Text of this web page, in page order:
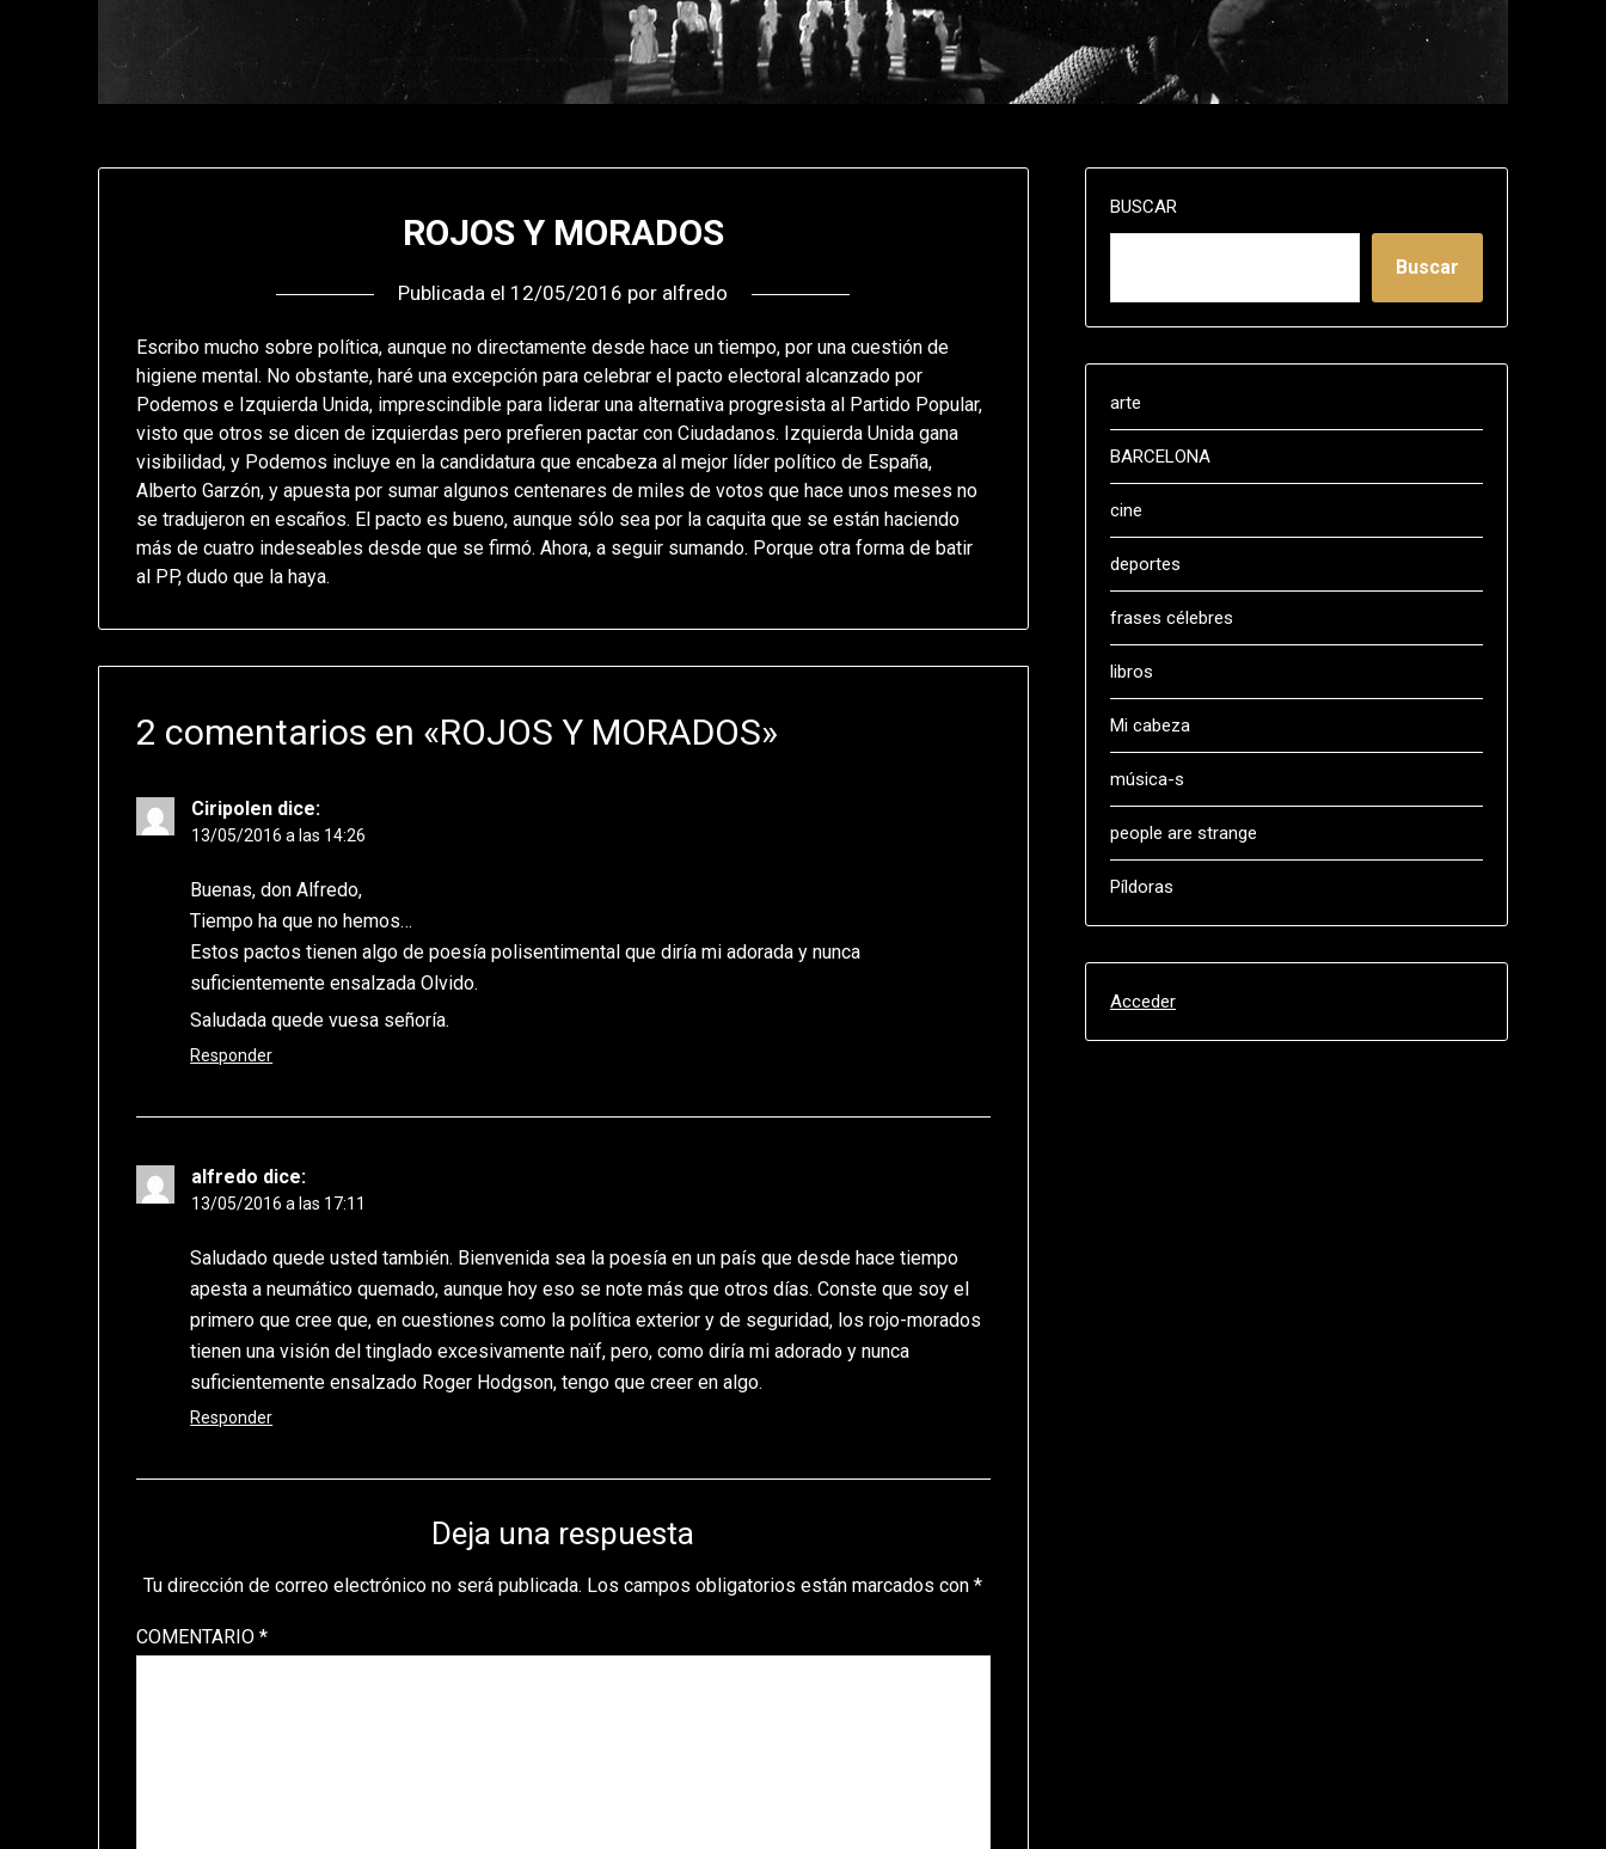
ROJOS Y MORADOS
Publicada el 12/05/2016 por alfredo
Escribo mucho sobre política, aunque no directamente desde hace un tiempo, por una cuestión de
higiene mental. No obstante, haré una excepción para celebrar el pacto electoral alcanzado por
Podemos e Izquierda Unida, imprescindible para liderar una alternativa progresista al Partido Popular,
visto que otros se dicen de izquierdas pero prefieren pactar con Ciudadanos. Izquierda Unida gana
visibilidad, y Podemos incluye en la candidatura que encabeza al mejor líder político de España,
Alberto Garzón, y apuesta por sumar algunos centenares de miles de votos que hace unos meses no
se tradujeron en escaños. El pacto es bueno, aunque sólo sea por la caquita que se están haciendo
más de cuatro indeseables desde que se firmó. Ahora, a seguir sumando. Porque otra forma de batir
al PP, dudo que la haya.
2 comentarios en «ROJOS Y MORADOS»
Ciripolen dice:
13/05/2016 a las 14:26
Buenas, don Alfredo,
Tiempo ha que no hemos…
Estos pactos tienen algo de poesía polisentimental que diría mi adorada y nunca
suficientemente ensalzada Olvido.
Saludada quede vuesa señoría.
Responder
alfredo dice:
13/05/2016 a las 17:11
Saludado quede usted también. Bienvenida sea la poesía en un país que desde hace tiempo
apesta a neumático quemado, aunque hoy eso se note más que otros días. Conste que soy el
primero que cree que, en cuestiones como la política exterior y de seguridad, los rojo-morados
tienen una visión del tinglado excesivamente naïf, pero, como diría mi adorado y nunca
suficientemente ensalzado Roger Hodgson, tengo que creer en algo.
Responder
Deja una respuesta
Tu dirección de correo electrónico no será publicada. Los campos obligatorios están marcados con*
COMENTARIO*
BUSCAR
Buscar
arte
BARCELONA
cine
deportes
frases célebres
libros
Mi cabeza
música-s
people are strange
Píldoras
Acceder